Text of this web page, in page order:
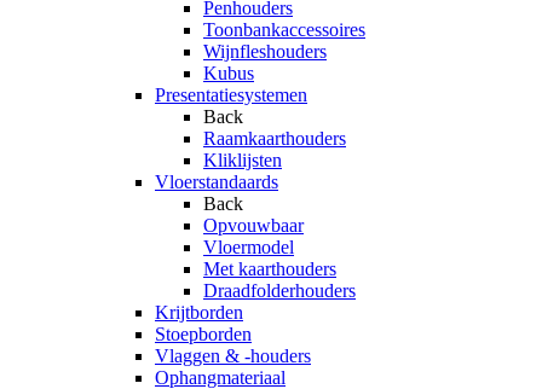
Penhouders
Toonbankaccessoires
Wijnfleshouders
Kubus
Presentatiesystemen
Back
Raamkaarthouders
Kliklijsten
Vloerstandaards
Back
Opvouwbaar
Vloermodel
Met kaarthouders
Draadfolderhouders
Krijtborden
Stoepborden
Vlaggen & -houders
Ophangmateriaal